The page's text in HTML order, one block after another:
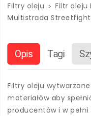
Filtry oleju
Filtr oleju
Multistrada
Opis Tagi
Filtry oleju
materiałów aby
producentów i w pełni